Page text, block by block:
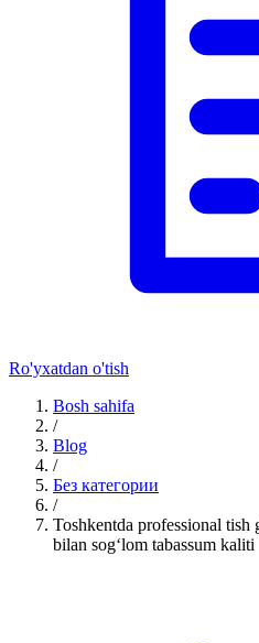
Ro'yxatdan o'tish
Bosh sahifa
/
Blog
/
Без категории
/
Toshkentda professional
bilan sog‘lom tabassum kaliti